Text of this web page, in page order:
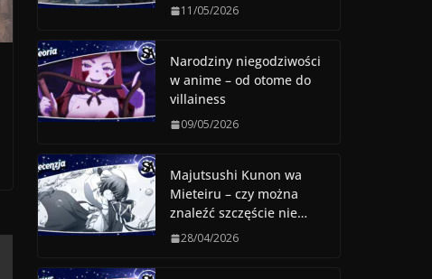
11/05/2026
Narodziny niegodziwości
w anime – od otome do
villainess
09/05/2026
Majutsushi Kunon wa
Mieteiru – czy można
znaleźć szczęście nie…
28/04/2026